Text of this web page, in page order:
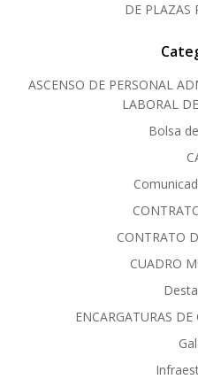
DE PLAZAS
ASCENSO DE PERSONAL
LABORAL
Bolsa
CONTRATO
CUADRO
ENCARGATURAS DE